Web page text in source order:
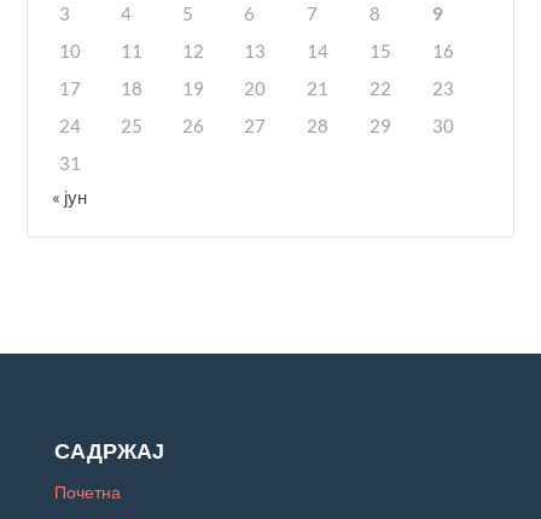
3
4 5 6 7 8
9
10
11 12 13 14 15
16
17
18 19 20 21 22
23
24
25 26 27 28 29
30
31
« јун
САДРЖАЈ
Почетна